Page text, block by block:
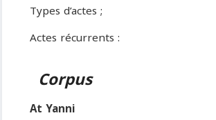
Types d’actes ;
Actes récurrents :
Corpus
At Yanni